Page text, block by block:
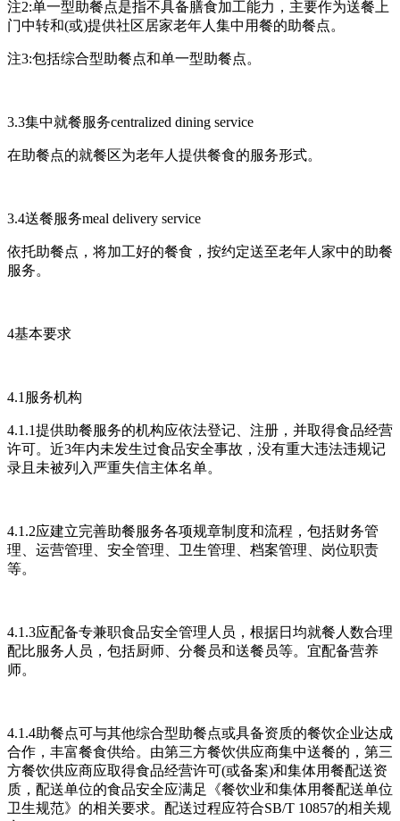
注2:单一型助餐点是指不具备膳食加工能力，主要作为送餐上
门中转和(或)提供社区居家老年人集中用餐的助餐点。
注3:包括综合型助餐点和单一型助餐点。
3.3集中就餐服务centralized dining service
在助餐点的就餐区为老年人提供餐食的服务形式。
3.4送餐服务meal delivery service
依托助餐点，将加工好的餐食，按约定送至老年人家中的助餐
服务。
4基本要求
4.1服务机构
4.1.1提供助餐服务的机构应依法登记、注册，并取得食品经营
许可。近3年内未发生过食品安全事故，没有重大违法违规记
录且未被列入严重失信主体名单。
4.1.2应建立完善助餐服务各项规章制度和流程，包括财务管
理、运营管理、安全管理、卫生管理、档案管理、岗位职责
等。
4.1.3应配备专兼职食品安全管理人员，根据日均就餐人数合理
配比服务人员，包括厨师、分餐员和送餐员等。宜配备营养
师。
4.1.4助餐点可与其他综合型助餐点或具备资质的餐饮企业达成
合作，丰富餐食供给。由第三方餐饮供应商集中送餐的，第三
方餐饮供应商应取得食品经营许可(或备案)和集体用餐配送资
质，配送单位的食品安全应满足《餐饮业和集体用餐配送单位
卫生规范》的相关要求。配送过程应符合SB/T 10857的相关规